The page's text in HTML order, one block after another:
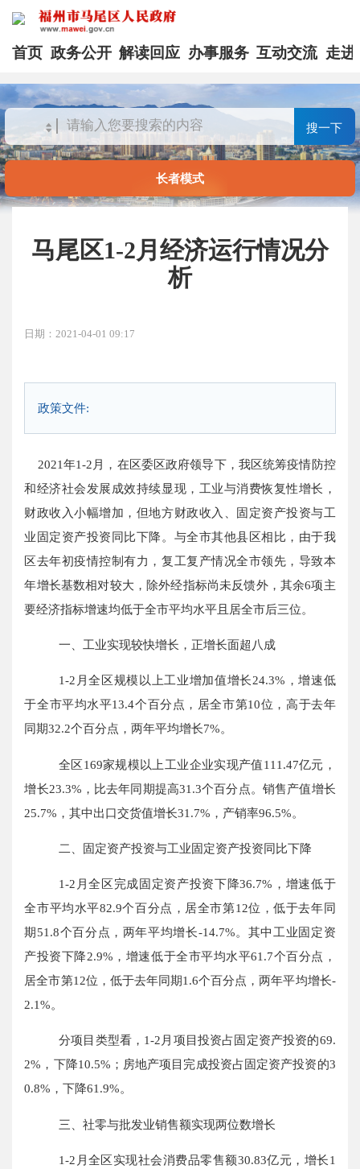
首页 政务公开 解读回应 办事服务 互动交流 走进
搜一下
长者模式
马尾区1-2月经济运行情况分
析
日期：2021-04-01 09:17
政策文件:
2021年1-2月 ，在区委区政府领导下，我区统筹疫情防控
和经济社会发展成效持续显现，工业与消费恢复性增长，
财政收入小幅增加，但地方财政收入、固定资产投资与工
业固定资产投资同比下降。与全市其他县区相比，由于我
区去年初疫情控制有力，复工复产情况全市领先，导致本
年增长基数相对较大，除外经指标尚未反馈外，其余6项主
要经济指标增速均低于全市平均水平且居全市后三位。
一、工业实现较快增长，正增长面超八成
1-2 月全区规模以上工业增加值增长24.3%，增速低
于全市平均水平13.4个百分点 ，居全市第10位，高于去年
同期32.2个百分点，两年平均增长7%。
全区169家规模以上工业企业实现产值111.47亿元，
增长23.3%，比去年同期提高31.3个百分点。销售产值增长
25.7%，其中出口交货值增长31.7%，产销率96.5%。
二、 固定资产投资与工业固定资产投资同比下降
1-2 月全区完成固定资产投资下降36.7%，增速低于
全市平均水平82.9个百分点，居全市第12位 ，低于去年同
期51.8个百分点，两年平均增长-14.7%。其中工业固定资
产投资下降2.9%，增速低于全市平均水平61.7个百分点，
居全市第12位 ， 低于去年同期1.6个百分点，两年平均增长-
2.1%。
分项目类型看， 1-2月 项目投资占固定资产投资的69.
2%， 下降10.5%；房地产项目完成投资占固定资产投资的3
0.8%，下降61.9%。
三、社零与批发业销售额实现两位数增长
1-2 月全区实现社会消费品零售额30.83亿元，增长1